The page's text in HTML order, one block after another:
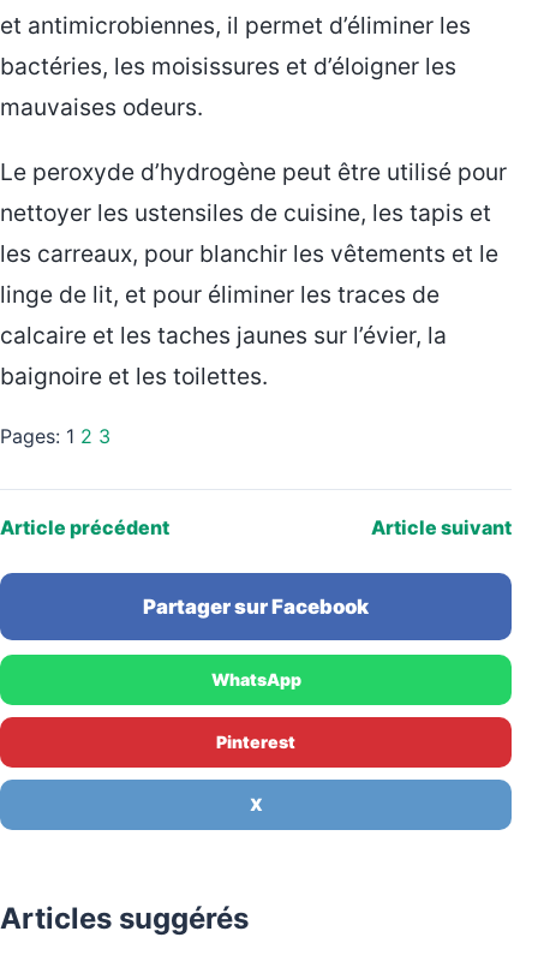
et antimicrobiennes, il permet d’éliminer les
bactéries, les moisissures et d’éloigner les
mauvaises odeurs.
Le peroxyde d’hydrogène peut être utilisé pour
nettoyer les ustensiles de cuisine, les tapis et
les carreaux, pour blanchir les vêtements et le
linge de lit, et pour éliminer les traces de
calcaire et les taches jaunes sur l’évier, la
baignoire et les toilettes.
Pages: 1 2 3
Article précédent Article suivant
Partager sur Facebook
WhatsApp
Pinterest
X
Articles suggérés